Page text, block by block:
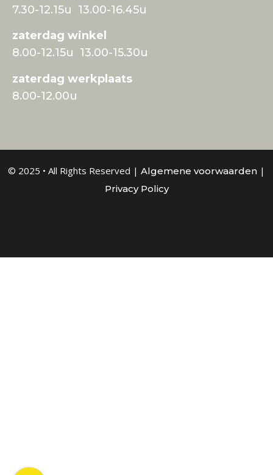
7.30-12.15u 13.00-16.45u
zaterdag winkel
8.00-12.15u 13.00-15.30u
zaterdag werkplaats
8.00-12.00u
© 2025 • All Rights Reserved | Algemene voorwaarden |
Privacy Policy